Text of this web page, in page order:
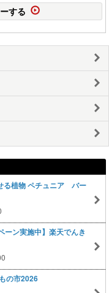
する
る植物 ペチュニア バー
ーン実施中】楽天でんき
の市2026